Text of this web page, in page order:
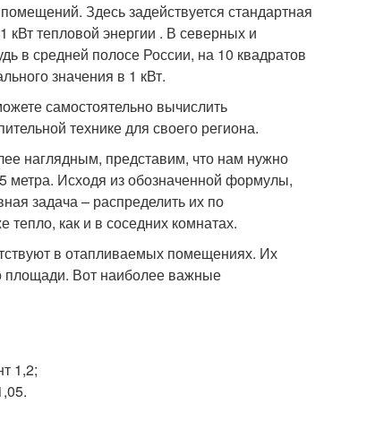
Здесь задействуется стандартная
тепловой энергии . В северных и
в средней полосе России, на 10 квадратов
значения в 1 кВт.
самостоятельно вычислить
технике для своего региона.
наглядным, представим, что нам нужно
метра. Исходя из обозначенной формулы,
задача – распределить их по
как и в соседних комнатах.
в отапливаемых помещениях. Их
площади. Вот наиболее важные
1,2;